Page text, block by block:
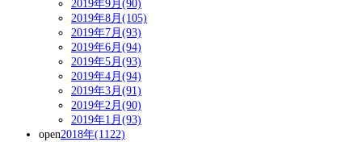
2019年9月(90)
2019年8月(105)
2019年7月(93)
2019年6月(94)
2019年5月(93)
2019年4月(94)
2019年3月(91)
2019年2月(90)
2019年1月(93)
open2018年(1122)